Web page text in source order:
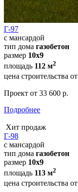
Г-97
с мансардой
тип дома газобетон
размер 10x9
площадь 112 м2
цена строительства от
Проект от 33 600 р.
Подробнее
Хит продаж
Г-98
с мансардой
тип дома газобетон
размер 10x9
площадь 113 м2
цена строительства от